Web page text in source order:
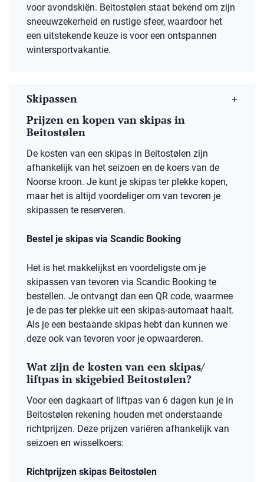
voor avondskiën. Beitostølen staat bekend om zijn
sneeuwzekerheid en rustige sfeer, waardoor het
een uitstekende keuze is voor een ontspannen
wintersportvakantie. ​
Skipassen
Prijzen en kopen van skipas in
Beitostølen
De kosten van een skipas in Beitostølen zijn
afhankelijk van het seizoen en de koers van de
Noorse kroon. Je kunt je skipas ter plekke kopen,
maar het is altijd voordeliger om van tevoren je
skipassen te reserveren.
Bestel je skipas via Scandic Booking
Het is het makkelijkst en voordeligste om je
skipassen van tevoren via Scandic Booking te
bestellen. Je ontvangt dan een QR code, waarmee
je de pas ter plekke uit een skipas-automaat haalt.
Als je een bestaande skipas hebt dan kunnen we
deze ook van tevoren voor je opwaarderen.
Wat zijn de kosten van een skipas/
liftpas in skigebied Beitostølen?
Voor een dagkaart of liftpas van 6 dagen kun je in
Beitostølen rekening houden met onderstaande
richtprijzen. Deze prijzen variëren afhankelijk van
seizoen en wisselkoers:
Richtprijzen skipas Beitostølen